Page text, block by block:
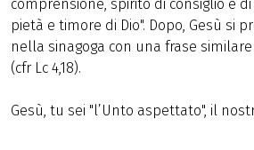
comprensione, spirito di consiglio e di
pietà e timore di Dio". Dopo, Gesù si
nella sinagoga con una frase
(cfr Lc 4,18).
Gesù, tu sei "l’Unto aspettato", il